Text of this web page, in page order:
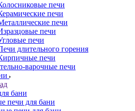
печи
печи
печи
печи
печи
длительного горения
печи
варочные печи
бани
печи для бани